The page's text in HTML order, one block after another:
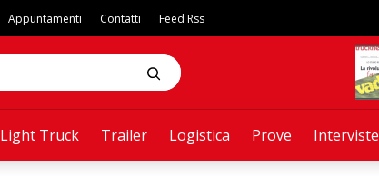
Light Truck Trailer Logistica Prove Interviste
Appuntamenti Contatti Feed Rss